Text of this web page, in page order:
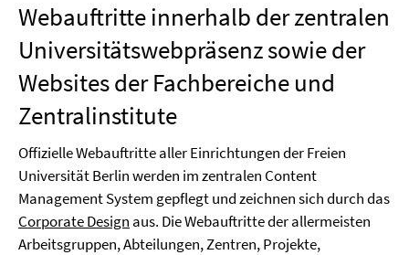
Webauftritte innerhalb der zentralen
Universitätswebpräsenz sowie der
Websites der Fachbereiche und
Zentralinstitute
Offizielle Webauftritte aller Einrichtungen der Freien
Universität Berlin werden im zentralen Content
Management System gepflegt und zeichnen sich durch das
Corporate Design aus. Die Webauftritte der allermeisten
Arbeitsgruppen, Abteilungen, Zentren, Projekte,